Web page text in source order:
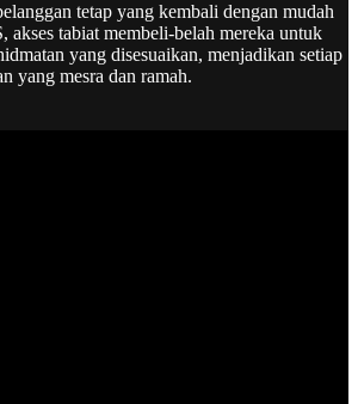
tetap yang kembali dengan mudah
akses tabiat membeli-belah mereka untuk
yang disesuaikan, menjadikan setiap
yang mesra dan ramah.